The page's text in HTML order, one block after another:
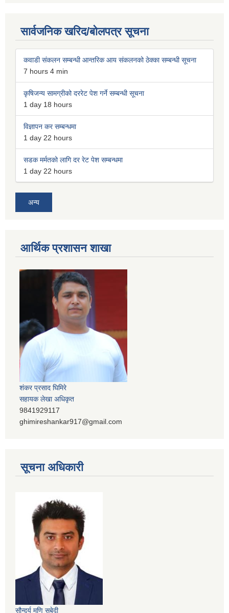
सार्वजनिक खरिद/बोलपत्र सूचना
कवाडी संकलन सम्बन्धी आन्तरिक आय संकलनको ठेक्का सम्बन्धी सूचना
7 hours 4 min
कृषिजन्य सामग्रीको दररेट पेश गर्ने सम्बन्धी सूचना
1 day 18 hours
विज्ञापन कर सम्बन्धमा
1 day 22 hours
सडक मर्मतको लागि दर रेट पेश सम्बन्धमा
1 day 22 hours
अन्य
आर्थिक प्रशासन शाखा
शंकर प्रसाद घिमिरे
सहायक लेखा अधिकृत
9841929117
ghimireshankar917@gmail.com
सूचना अधिकारी
सौन्दर्य मणि सुबेदी